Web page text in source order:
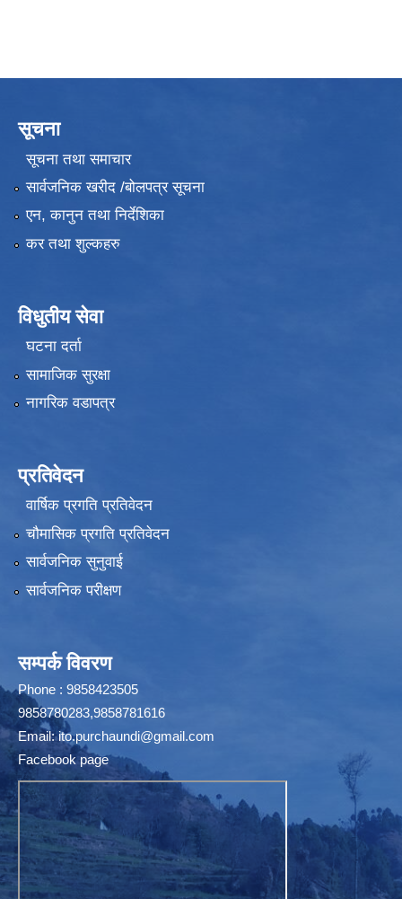
सूचना
सूचना तथा समाचार
सार्वजनिक खरीद /बोलपत्र सूचना
एन, कानुन तथा निर्देशिका
कर तथा शुल्कहरु
विधुतीय सेवा
घटना दर्ता
सामाजिक सुरक्षा
नागरिक वडापत्र
प्रतिवेदन
वार्षिक प्रगति प्रतिवेदन
चौमासिक प्रगति प्रतिवेदन
सार्वजनिक सुनुवाई
सार्वजनिक परीक्षण
सम्पर्क विवरण
Phone : 9858423505
9858780283,9858781616
Email:ito.purchaundi@gmail.com
Facebook page